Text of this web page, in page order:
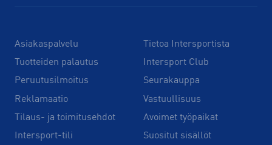
Asiakaspalvelu
Tuotteiden palautus
Peruutusilmoitus
Reklamaatio
Tilaus- ja toimitusehdot
Intersport-tili
Tietoa Intersportista
Intersport Club
Seurakauppa
Vastuullisuus
Avoimet työpaikat
Suositut sisällöt